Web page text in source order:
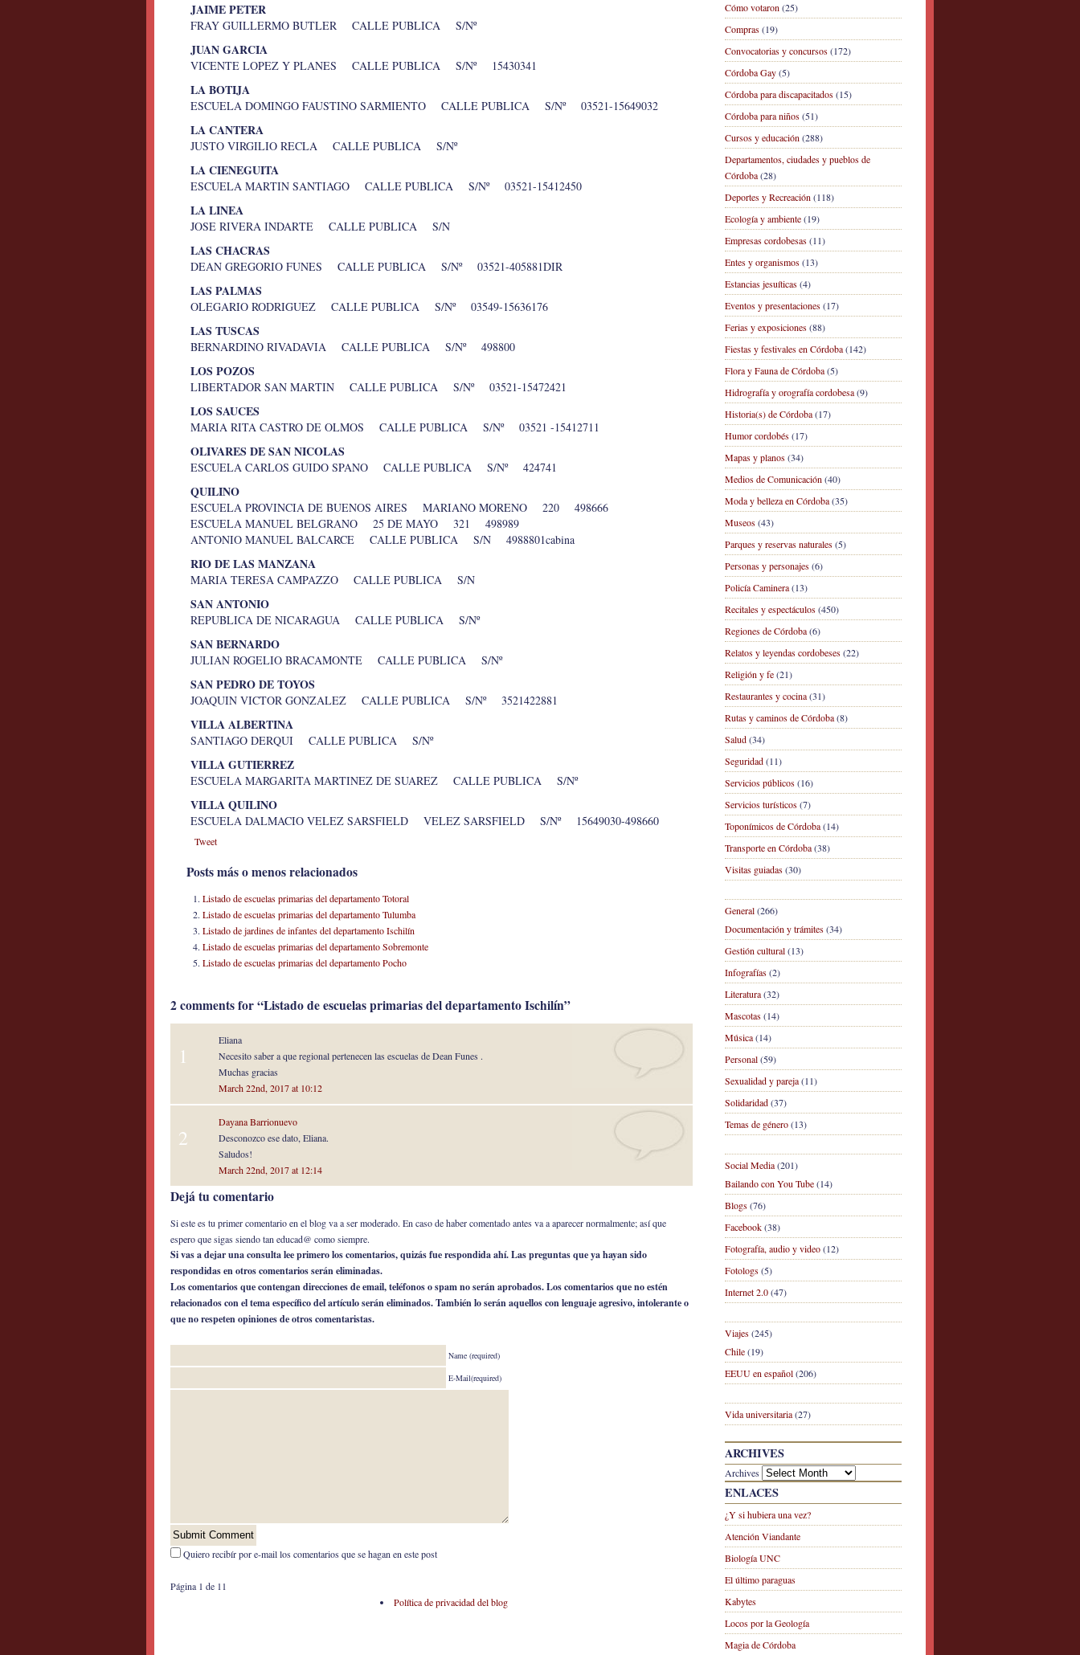
Cómo votaron (25)
Compras(19)
Convocatorias y concursos(172)
Córdoba Gay(5)
Córdoba para discapacitados(15)
Córdoba para niños(51)
Cursos y educación (288)
Departamentos, ciudades y pueblos de
Córdoba(28)
Deportes y Recreación (118)
Ecología y ambiente(19)
Empresas cordobesas(11)
Entes y organismos(13)
Estancias jesuíticas(4)
Eventos y presentaciones(17)
Ferias y exposiciones(88)
Fiestas y festivales en Córdoba(142)
Flora y Fauna de Córdoba(5)
Hidrografía y orografía cordobesa(9)
Historia(s) de Córdoba(17)
Humor cordobés(17)
Mapas y planos(34)
Medios de Comunicación (40)
Moda y belleza en Córdoba(35)
Museos(43)
Parques y reservas naturales(5)
Personas y personajes(6)
Policía Caminera(13)
Recitales y espectáculos(450)
Regiones de Córdoba(6)
Relatos y leyendas cordobeses(22)
Religión y fe(21)
Restaurantes y cocina(31)
Rutas y caminos de Córdoba(8)
Salud(34)
Seguridad(11)
Servicios públicos(16)
Servicios turísticos(7)
Toponímicos de Córdoba(14)
Transporte en Córdoba(38)
Visitas guiadas(30)
General(266)
Documentación y trámites(34)
Gestión cultural(13)
Infografías(2)
Literatura(32)
Mascotas(14)
Música(14)
Personal(59)
Sexualidad y pareja(11)
Solidaridad(37)
Temas de género(13)
Social Media(201)
Bailando con You Tube(14)
Blogs(76)
Facebook(38)
Fotografía, audio y video(12)
Fotologs(5)
Internet 2.0(47)
Viajes(245)
Chile(19)
EEUU en español(206)
Vida universitaria(27)
ARCHIVES
Archives
ENLACES
¿Y si hubiera una vez?
Atención Viandante
Biología UNC
El último paraguas
Kabytes
Locos por la Geología
Magia de Córdoba
JAIME PETER
FRAY GUILLERMO BUTLER CALLE PUBLICA S/Nº
JUAN GARCIA
VICENTE LOPEZ Y PLANES CALLE PUBLICA S/Nº 15430341
LA BOTIJA
ESCUELA DOMINGO FAUSTINO SARMIENTO CALLE PUBLICA S/Nº 03521-15649032
LA CANTERA
JUSTO VIRGILIO RECLA CALLE PUBLICA S/Nº
LA CIENEGUITA
ESCUELA MARTIN SANTIAGO CALLE PUBLICA S/Nº 03521-15412450
LA LINEA
JOSE RIVERA INDARTE CALLE PUBLICA S/N
LAS CHACRAS
DEAN GREGORIO FUNES CALLE PUBLICA S/Nº 03521-405881DIR
LAS PALMAS
OLEGARIO RODRIGUEZ CALLE PUBLICA S/Nº 03549-15636176
LAS TUSCAS
BERNARDINO RIVADAVIA CALLE PUBLICA S/Nº 498800
LOS POZOS
LIBERTADOR SAN MARTIN CALLE PUBLICA S/Nº 03521-15472421
LOS SAUCES
MARIA RITA CASTRO DE OLMOS CALLE PUBLICA S/Nº 03521 -15412711
OLIVARES DE SAN NICOLAS
ESCUELA CARLOS GUIDO SPANO CALLE PUBLICA S/Nº 424741
QUILINO
ESCUELA PROVINCIA DE BUENOS AIRES MARIANO MORENO 220 498666
ESCUELA MANUEL BELGRANO 25 DE MAYO 321 498989
ANTONIO MANUEL BALCARCE CALLE PUBLICA S/N 4988801cabina
RIO DE LAS MANZANA
MARIA TERESA CAMPAZZO CALLE PUBLICA S/N
SAN ANTONIO
REPUBLICA DE NICARAGUA CALLE PUBLICA S/Nº
SAN BERNARDO
JULIAN ROGELIO BRACAMONTE CALLE PUBLICA S/Nº
SAN PEDRO DE TOYOS
JOAQUIN VICTOR GONZALEZ CALLE PUBLICA S/Nº 3521422881
VILLA ALBERTINA
SANTIAGO DERQUI CALLE PUBLICA S/Nº
VILLA GUTIERREZ
ESCUELA MARGARITA MARTINEZ DE SUAREZ CALLE PUBLICA S/Nº
VILLA QUILINO
ESCUELA DALMACIO VELEZ SARSFIELD VELEZ SARSFIELD S/Nº 15649030-498660
Tweet
Posts más o menos relacionados
Listado de escuelas primarias del departamento Totoral
Listado de escuelas primarias del departamento Tulumba
Listado de jardines de infantes del departamento Ischilín
Listado de escuelas primarias del departamento Sobremonte
Listado de escuelas primarias del departamento Pocho
2 comments for “Listado de escuelas primarias del departamento Ischilín”
1
Eliana
Necesito saber a que regional pertenecen las escuelas de Dean Funes .
Muchas gracias
March 22nd, 2017 at 10:12
2
Dayana Barrionuevo
Desconozco ese dato, Eliana.
Saludos!
March 22nd, 2017 at 12:14
Dejá tu comentario
Si este es tu primer comentario en el blog va a ser moderado. En caso de haber comentado antes va a aparecer normalmente; así que
espero que sigas siendo tan educad@ como siempre.
Si vas a dejar una consulta lee primero los comentarios, quizás fue respondida ahí. Las preguntas que ya hayan sido
respondidas en otros comentarios serán eliminadas.
Los comentarios que contengan direcciones de email, teléfonos o spam no serán aprobados. Los comentarios que no estén
relacionados con el tema específico del artículo serán eliminados. También lo serán aquellos con lenguaje agresivo, intolerante o
que no respeten opiniones de otros comentaristas.
Name (required)
E-Mail(required)
Quiero recibír por e-mail los comentarios que se hagan en este post
Página 1 de 1 1
Política de privacidad del blog